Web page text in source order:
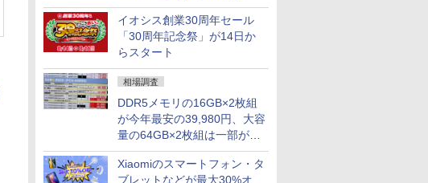
落し「Ryzen 7 7800X3D」
との価格逆転解消 [8月前半の
CPU価格]
イオシス創業30周年セール
「30周年記念祭」が14日か
らスタート
相場調査
DDR5メモリの16GB×2枚組
が今年最安の39,980円、大容
量の64GB×2枚組は一部が続
騰 [8月前半のメモリ価格]
Xiaomiのスマートフォン・タ
ブレットなどが最大30%オ